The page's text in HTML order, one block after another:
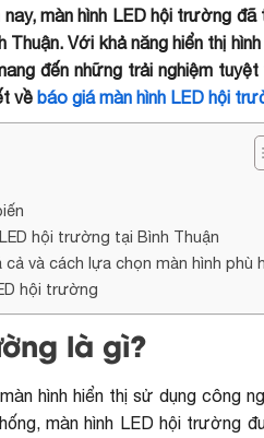
màn hình LED hội trường
Với khả năng hiển thị
đến những trải nghiệm
về báo giá màn hình LED hội
hội trường tại Bình Thuận
và cách lựa chọn màn hình phù
hội trường
là gì?
hình hiển thị sử dụng công
màn hình LED hội